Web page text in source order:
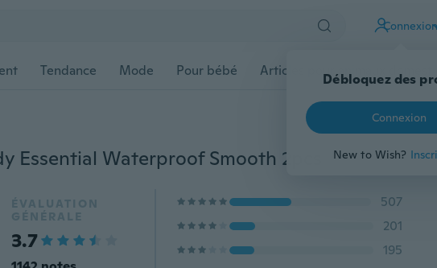
Connexion
Débloquez des
Connexion
New to Wish?
Tendance Mode Pour bébé Articles pour animaux
Essential Waterproof Smooth 2pcs
ÉVALUATION
GÉNÉRALE
3.7
507
201
195